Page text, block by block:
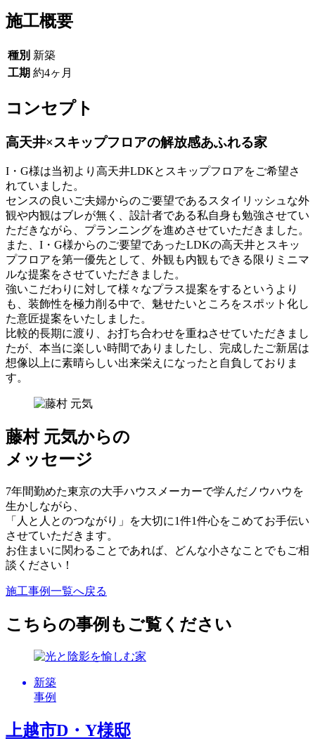
施工概要
種別 新築
工期 約4ヶ月
コンセプト
高天井×スキップフロアの解放感あふれる家
I・G様は当初より高天井LDKとスキップフロアをご希望さ
れていました。
センスの良いご夫婦からのご要望であるスタイリッシュな外
観や内観はブレが無く、設計者である私自身も勉強させてい
ただきながら、プランニングを進めさせていただきました。
また、I・G様からのご要望であったLDKの高天井とスキッ
プフロアを第一優先として、外観も内観もできる限りミニマ
ルな提案をさせていただきました。
強いこだわりに対して様々なプラス提案をするというより
も、装飾性を極力削る中で、魅せたいところをスポット化し
た意匠提案をいたしました。
比較的長期に渡り、お打ち合わせを重ねさせていただきまし
たが、本当に楽しい時間でありましたし、完成したご新居は
想像以上に素晴らしい出来栄えになったと自負しておりま
す。
藤村 元気からの
メッセージ
7年間勤めた東京の大手ハウスメーカーで学んだノウハウを
生かしながら、
「人と人とのつながり」を大切に1件1件心をこめてお手伝い
させていただきます。
お住まいに関わることであれば、どんな小さなことでもご相
談ください！
施工事例一覧へ戻る
こちらの事例もご覧ください
新築
事例
上越市D・Y様邸